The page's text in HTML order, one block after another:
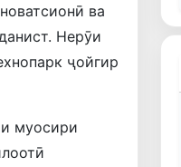
ва
Нерӯи
ҷойгир
муосири